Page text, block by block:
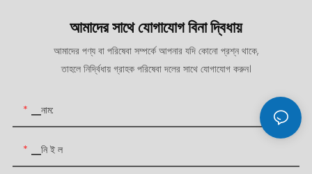
আমাদের সাথে যোগাযোগ বিনা দ্বিধায়
আমাদের পণ্য বা পরিষেবা সম্পর্কে আপনার যদি কোনো প্রশ্ন থাকে,
তাহলে নির্দ্বিধায় গ্রাহক পরিষেবা দলের সাথে যোগাযোগ করুন।
▁নাম:
▁নি ই ল